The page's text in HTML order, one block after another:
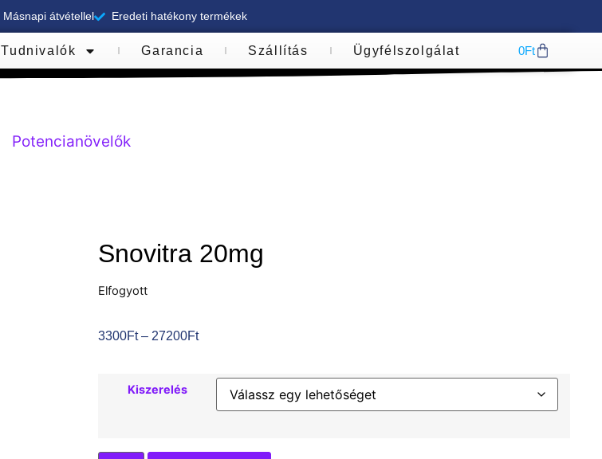
Másnapi átvétellel Eredeti hatékony termékek
Tudnivalók Garancia Szállítás Ügyfélszolgálat 0Ft
Potencianövelők
Snovitra 20mg
Elfogyott
3300Ft – 27200Ft
Kiszerelés